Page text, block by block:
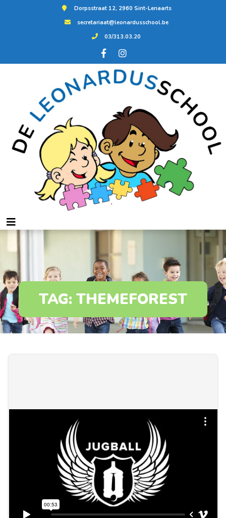
Dorpsstraat 12, 2960 Sint-Lenaarts
secretariaat@leonardusschool.be
03/313.03.20
TAG: THEMEFOREST